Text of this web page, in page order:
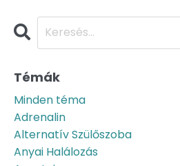
Témák
Minden téma
Adrenalin
Alternatív Szülőszoba
Anyai Halálozás